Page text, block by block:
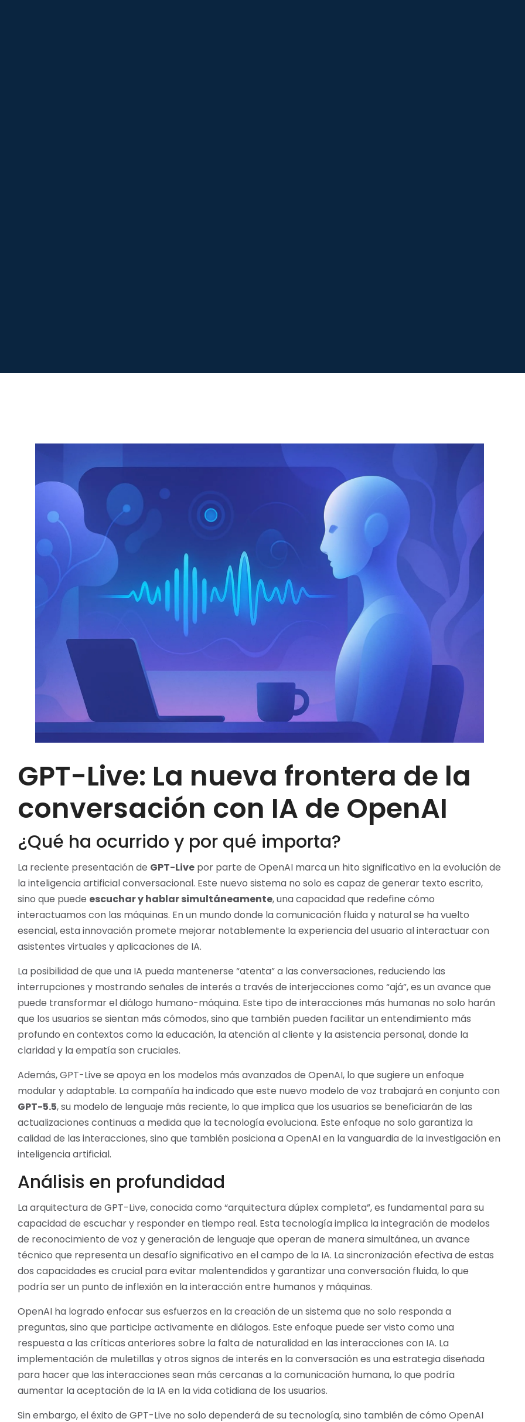
GPT-Live: La nueva frontera de la
conversación con IA de OpenAI
¿Qué ha ocurrido y por qué importa?
La reciente presentación de GPT-Live por parte de OpenAI marca un hito significativo en la evolución de
la inteligencia artificial conversacional. Este nuevo sistema no solo es capaz de generar texto escrito,
sino que puede escuchar y hablar simultáneamente, una capacidad que redefine cómo
interactuamos con las máquinas. En un mundo donde la comunicación fluida y natural se ha vuelto
esencial, esta innovación promete mejorar notablemente la experiencia del usuario al interactuar con
asistentes virtuales y aplicaciones de IA.
La posibilidad de que una IA pueda mantenerse “atenta” a las conversaciones, reduciendo las
interrupciones y mostrando señales de interés a través de interjecciones como “ajá”, es un avance que
puede transformar el diálogo humano-máquina. Este tipo de interacciones más humanas no solo harán
que los usuarios se sientan más cómodos, sino que también pueden facilitar un entendimiento más
profundo en contextos como la educación, la atención al cliente y la asistencia personal, donde la
claridad y la empatía son cruciales.
Además, GPT-Live se apoya en los modelos más avanzados de OpenAI, lo que sugiere un enfoque
modular y adaptable. La compañía ha indicado que este nuevo modelo de voz trabajará en conjunto con
GPT-5.5, su modelo de lenguaje más reciente, lo que implica que los usuarios se beneficiarán de las
actualizaciones continuas a medida que la tecnología evoluciona. Este enfoque no solo garantiza la
calidad de las interacciones, sino que también posiciona a OpenAI en la vanguardia de la investigación en
inteligencia artificial.
Análisis en profundidad
La arquitectura de GPT-Live, conocida como “arquitectura dúplex completa”, es fundamental para su
capacidad de escuchar y responder en tiempo real. Esta tecnología implica la integración de modelos
de reconocimiento de voz y generación de lenguaje que operan de manera simultánea, un avance
técnico que representa un desafío significativo en el campo de la IA. La sincronización efectiva de estas
dos capacidades es crucial para evitar malentendidos y garantizar una conversación fluida, lo que
podría ser un punto de inflexión en la interacción entre humanos y máquinas.
OpenAI ha logrado enfocar sus esfuerzos en la creación de un sistema que no solo responda a
preguntas, sino que participe activamente en diálogos. Este enfoque puede ser visto como una
respuesta a las críticas anteriores sobre la falta de naturalidad en las interacciones con IA. La
implementación de muletillas y otros signos de interés en la conversación es una estrategia diseñada
para hacer que las interacciones sean más cercanas a la comunicación humana, lo que podría
aumentar la aceptación de la IA en la vida cotidiana de los usuarios.
Sin embargo, el éxito de GPT-Live no solo dependerá de su tecnología, sino también de cómo OpenAI